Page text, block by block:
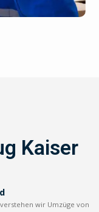
Kaiser
wir Umzüge von